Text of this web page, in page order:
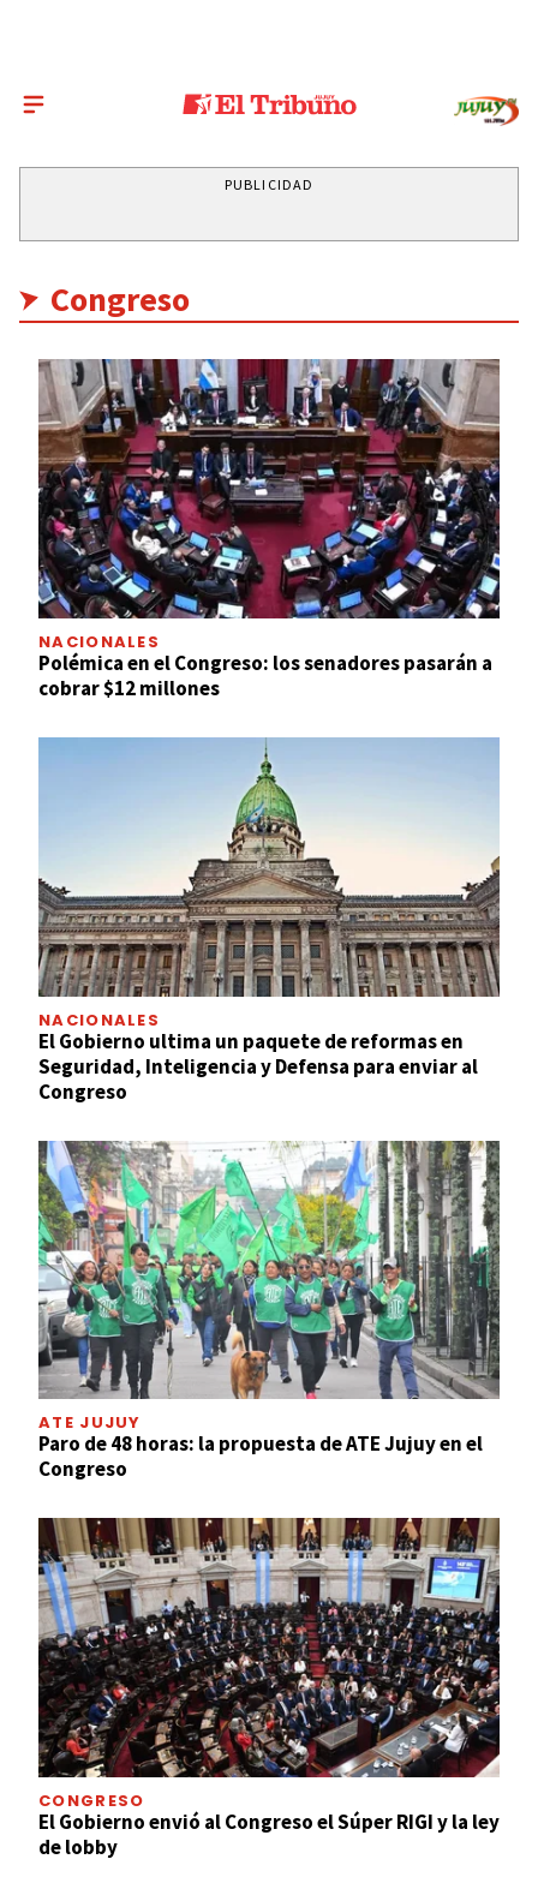
PUBLICIDAD
Congreso
NACIONALES
Polémica en el Congreso: los senadores pasarán a
cobrar $12 millones
NACIONALES
El Gobierno ultima un paquete de reformas en
Seguridad, Inteligencia y Defensa para enviar al
Congreso
ATE JUJUY
Paro de 48 horas: la propuesta de ATE Jujuy en el
Congreso
CONGRESO
El Gobierno envió al Congreso el Súper RIGI y la ley
de lobby